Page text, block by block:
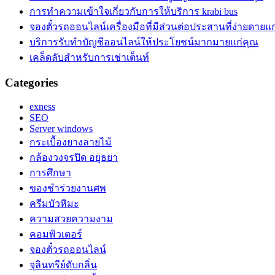
การทำความเข้าใจเกี่ยวกับการให้บริการ krabi bus
จองตั๋วรถออนไลน์เครื่องมือที่มีส่วนต่อประสานที่ง่ายดายแ
บริการรับทำบัญชีออนไลน์ให้ประโยชน์มากมายแก่คุณ
เคล็ดลับสำหรับการเช่าเต็นท์
Categories
exness
SEO
Server windows
กระเบื้องยางลายไม้
กล้องวงจรปิด อยุธยา
การศึกษา
ของชำร่วยงานศพ
ครีมบัวหิมะ
ความสวยความงาม
คอมพิวเตอร์
จองตั๋วรถออนไลน์
จุลินทรีย์ดับกลิ่น